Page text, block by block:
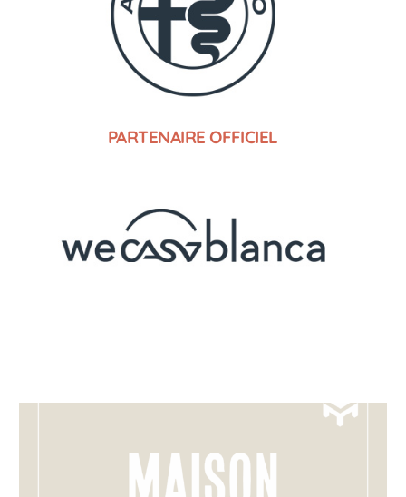
PARTENAIRE OFFICIEL